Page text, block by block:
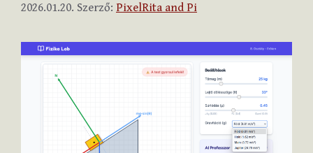
2026.01.20. Szerző: PixelRita and Pi